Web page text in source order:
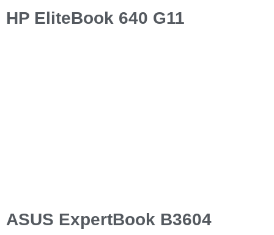
HP EliteBook 640 G11
ASUS ExpertBook B3604